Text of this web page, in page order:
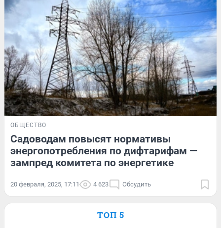
ОБЩЕСТВО
Садоводам повысят нормативы
энергопотребления по дифтарифам —
зампред комитета по энергетике
20 февраля, 2025, 17:11 4 623 Обсудить
ТОП 5